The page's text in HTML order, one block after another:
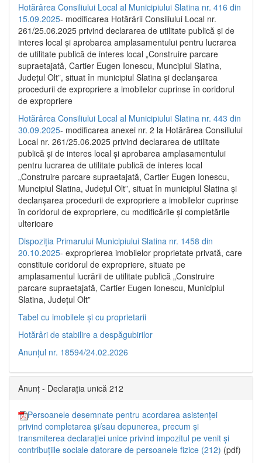
Hotărârea Consiliului Local al Municipiului Slatina nr. 416 din
15.09.2025- modificarea Hotărârii Consiliului Local nr.
261/25.06.2025 privind declararea de utilitate publică și de
interes local și aprobarea amplasamentului pentru lucrarea
de utilitate publică de interes local „Construire parcare
supraetajată, Cartier Eugen Ionescu, Muncipiul Slatina,
Județul Olt”, situat în municipiul Slatina și declanșarea
procedurii de expropriere a imobilelor cuprinse în coridorul
de expropriere
Hotărârea Consiliului Local al Municipiului Slatina nr. 443 din
30.09.2025- modificarea anexei nr. 2 la Hotărârea Consiliului
Local nr. 261/25.06.2025 privind declararea de utilitate
publică şi de interes local şi aprobarea amplasamentului
pentru lucrarea de utilitate publică de interes local
„Construire parcare supraetajată, Cartier Eugen Ionescu,
Muncipiul Slatina, Judeţul Olt”, situat în municipiul Slatina şi
declanşarea procedurii de expropriere a imobilelor cuprinse
în coridorul de expropriere, cu modificările şi completările
ulterioare
Dispoziția Primarului Municipiului Slatina nr. 1458 din
20.10.2025- exproprierea imobilelor proprietate privată, care
constituie coridorul de expropriere, situate pe
amplasamentul lucrării de utilitate publică „Construire
parcare supraetajată, Cartier Eugen Ionescu, Municipiul
Slatina, Județul Olt”
Tabel cu imobilele și cu proprietarii
Hotărâri de stabilire a despăgubirilor
Anunțul nr. 18594/24.02.2026
Anunț - Declarația unică 212
Persoanele desemnate pentru acordarea asistenței
privind completarea și/sau depunerea, precum și
transmiterea declarației unice privind impozitul pe venit și
contribuțiile sociale datorare de persoanele fizice (212) (pdf)